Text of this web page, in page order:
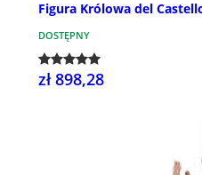
Figura Królowa del
DOSTĘPNY
zł 898,28